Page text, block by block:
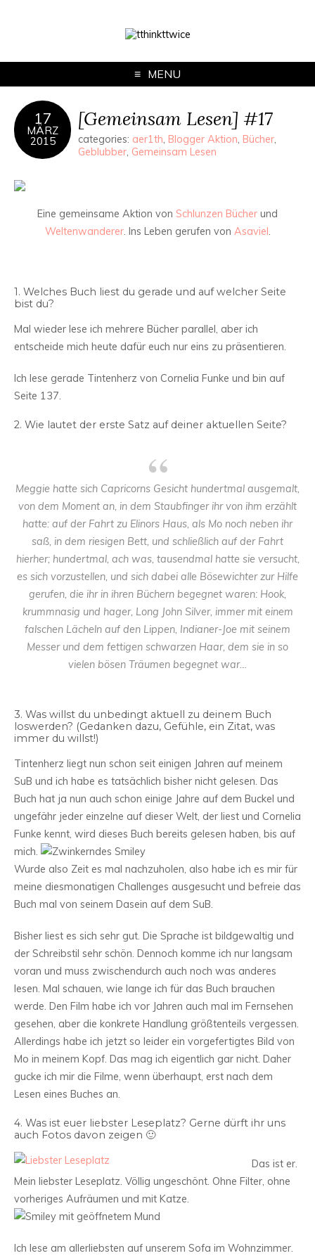
MENU
17
MÄRZ
2015
[Gemeinsam Lesen] #17
categories: aer1th, Blogger Aktion, Bücher,
Geblubber, Gemeinsam Lesen
Eine gemeinsame Aktion von Schlunzen Bücher und
Weltenwanderer. Ins Leben gerufen von Asaviel.
1. Welches Buch liest du gerade und auf welcher Seite
bist du?
Mal wieder lese ich mehrere Bücher parallel, aber ich
entscheide mich heute dafür euch nur eins zu präsentieren.
Ich lese gerade Tintenherz von Cornelia Funke und bin auf
Seite 137.
2. Wie lautet der erste Satz auf deiner aktuellen Seite?
Meggie hatte sich Capricorns Gesicht hundertmal ausgemalt,
von dem Moment an, in dem Staubfinger ihr von ihm erzählt
hatte: auf der Fahrt zu Elinors Haus, als Mo noch neben ihr
saß, in dem riesigen Bett, und schließlich auf der Fahrt
hierher; hundertmal, ach was, tausendmal hatte sie versucht,
es sich vorzustellen, und sich dabei alle Bösewichter zur Hilfe
gerufen, die ihr in ihren Büchern begegnet waren: Hook,
krummnasig und hager, Long John Silver, immer mit einem
falschen Lächeln auf den Lippen, Indianer-Joe mit seinem
Messer und dem fettigen schwarzen Haar, dem sie in so
vielen bösen Träumen begegnet war…
3. Was willst du unbedingt aktuell zu deinem Buch
loswerden? (Gedanken dazu, Gefühle, ein Zitat, was
immer du willst!)
Tintenherz liegt nun schon seit einigen Jahren auf meinem
SuB und ich habe es tatsächlich bisher nicht gelesen. Das
Buch hat ja nun auch schon einige Jahre auf dem Buckel und
ungefähr jeder einzelne auf dieser Welt, der liest und Cornelia
Funke kennt, wird dieses Buch bereits gelesen haben, bis auf
mich.
Wurde also Zeit es mal nachzuholen, also habe ich es mir für
meine diesmonatigen Challenges ausgesucht und befreie das
Buch mal von seinem Dasein auf dem SuB.
Bisher liest es sich sehr gut. Die Sprache ist bildgewaltig und
der Schreibstil sehr schön. Dennoch komme ich nur langsam
voran und muss zwischendurch auch noch was anderes
lesen. Mal schauen, wie lange ich für das Buch brauchen
werde. Den Film habe ich vor Jahren auch mal im Fernsehen
gesehen, aber die konkrete Handlung größtenteils vergessen.
Allerdings habe ich jetzt so leider ein vorgefertigtes Bild von
Mo in meinem Kopf. Das mag ich eigentlich gar nicht. Daher
gucke ich mir die Filme, wenn überhaupt, erst nach dem
Lesen eines Buches an.
4. Was ist euer liebster Leseplatz? Gerne dürft ihr uns
auch Fotos davon zeigen 🙂
Das ist er.
Mein liebster Leseplatz. Völlig ungeschönt. Ohne Filter, ohne
vorheriges Aufräumen und mit Katze.
Ich lese am allerliebsten auf unserem Sofa im Wohnzimmer.